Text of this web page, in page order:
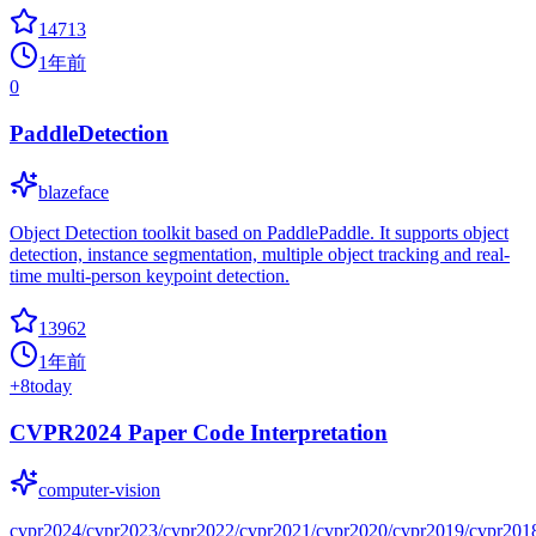
14713
1年前
0
PaddleDetection
blazeface
Object Detection toolkit based on PaddlePaddle. It supports object
detection, instance segmentation, multiple object tracking and real-
time multi-person keypoint detection.
13962
1年前
+8today
CVPR2024 Paper Code Interpretation
computer-vision
cvpr2024/cvpr2023/cvpr2022/cvpr2021/cvpr2020/cvpr2019/